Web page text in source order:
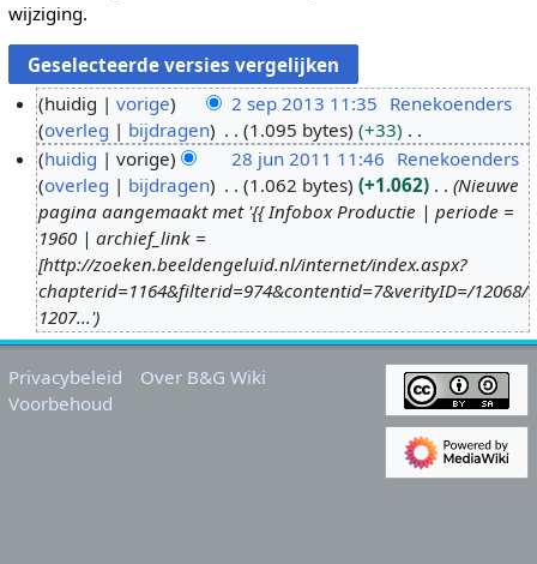
wijziging.
s
huidig vorige 2 sep 2013 11:35 Renekoenders
overleg
bijdragen 1.095 bytes
+33
G
e
e
n
b
e
w
e
0
1
1
huidig vorige 28 jun 2011 11:46 Renekoenders
overleg
bijdragen 1.062 bytes +1.062
Nieuwe
pagina aangemaakt met '{{ Infobox Productie | periode =
1960 | archief_link =
[http://zoeken.beeldengeluid.nl/internet/index.aspx?
chapterid=1164&filterid=974&contentid=7&verityID=/12068/
1207...'
Privacybeleid
Over B&G Wiki
Voorbehoud